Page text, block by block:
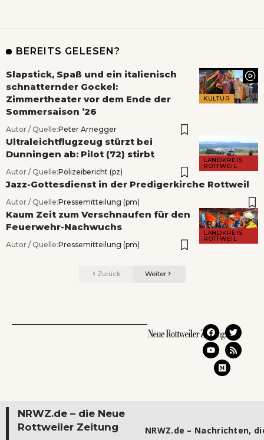
BEREITS GELESEN?
KULTUR
Slapstick, Spaß und ein italienisch
schnatternder Gockel:
Zimmertheater vor dem Ende der
Sommersaison ’26
Autor / Quelle:Peter Arnegger
LANDKREIS
ROTTWEIL
Ultraleichtflugzeug stürzt bei
Dunningen ab: Pilot (72) stirbt
Autor / Quelle:Polizeibericht (pz)
Jazz-Gottesdienst in der Predigerkirche Rottweil
Autor / Quelle:Pressemitteilung (pm)
LANDKREIS
ROTTWEIL
Kaum Zeit zum Verschnaufen für den
Feuerwehr-Nachwuchs
Autor / Quelle:Pressemitteilung (pm)
Zurück Weiter
NRWZ.de – die Neue
Rottweiler Zeitung
NRWZ.de – Nachrichten,